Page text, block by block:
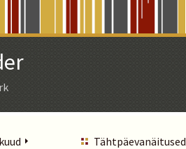
Tähtpäevanäitused